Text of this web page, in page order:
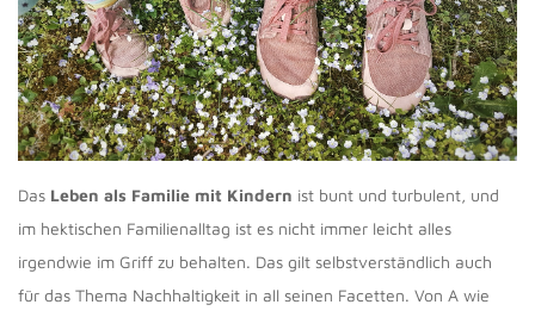
Das Leben als Familie mit Kindern ist bunt und turbulent, und
im hektischen Familienalltag ist es nicht immer leicht alles
irgendwie im Griff zu behalten. Das gilt selbstverständlich auch
für das Thema Nachhaltigkeit in all seinen Facetten. Von A wie